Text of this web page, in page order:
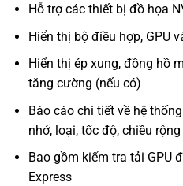
Hỗ trợ các thiết bị đồ họa
Hiển thị bộ điều hợp, GPU
Hiển thị ép xung, đồng hồ
tăng cường (nếu có)
Báo cáo chi tiết về hệ
nhớ, loại, tốc độ, chiều
Bao gồm kiểm tra tải GPU
Express